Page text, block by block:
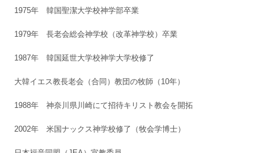
1975年 韓国聖潔大学校神学部卒業
1979年 長老会総会神学校（改革神学校）卒業
1987年 韓国延世大学校神学大学校修了
大韓イエス教長老会（合同）教団の牧師（10年）
1988年 神奈川県川崎にて招待キリスト教会を開拓
2002年 米国ナックス神学校修了（牧会学博士）